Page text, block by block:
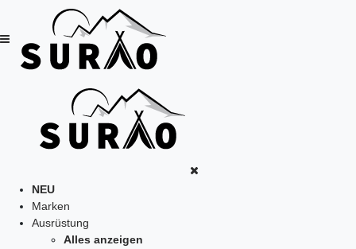
NEU
Marken
Ausrüstung
Alles anzeigen